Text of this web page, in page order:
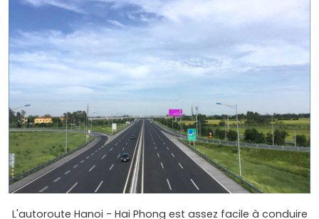
L'autoroute Hanoi - Hai Phong est assez facile à conduire